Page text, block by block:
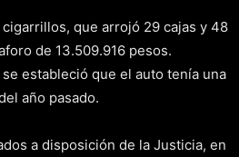
que arrojó 29 cajas y 48
de 13.509.916 pesos.
estableció que el auto tenía una
año pasado.
a disposición de la Justicia, en